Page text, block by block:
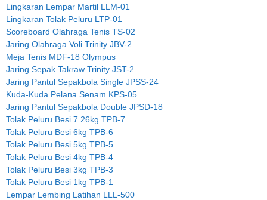
Lingkaran Lempar Martil LLM-01
Lingkaran Tolak Peluru LTP-01
Scoreboard Olahraga Tenis TS-02
Jaring Olahraga Voli Trinity JBV-2
Meja Tenis MDF-18 Olympus
Jaring Sepak Takraw Trinity JST-2
Jaring Pantul Sepakbola Single JPSS-24
Kuda-Kuda Pelana Senam KPS-05
Jaring Pantul Sepakbola Double JPSD-18
Tolak Peluru Besi 7.26kg TPB-7
Tolak Peluru Besi 6kg TPB-6
Tolak Peluru Besi 5kg TPB-5
Tolak Peluru Besi 4kg TPB-4
Tolak Peluru Besi 3kg TPB-3
Tolak Peluru Besi 1kg TPB-1
Lempar Lembing Latihan LLL-500